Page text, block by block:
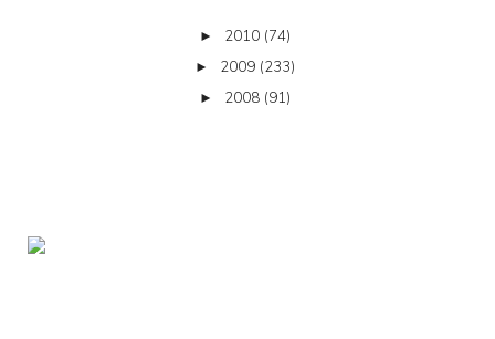
► 2010 (74)
► 2009 (233)
► 2008 (91)